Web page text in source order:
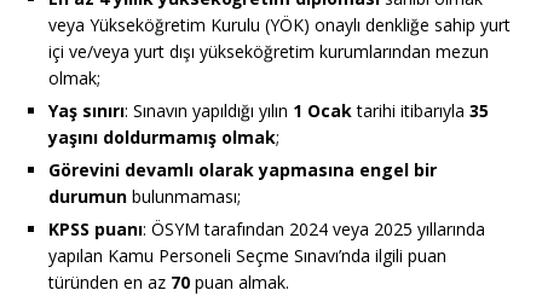
veya Yükseköğretim Kurulu (YÖK) onaylı denkliğe sahip yurt
içi ve/veya yurt dışı yükseköğretim kurumlarından mezun
olmak;
Yaş sınırı: Sınavın yapıldığı yılın 1 Ocaktarihi itibarıyla 35
yaşını doldurmamış olmak;
Görevini devamlı olarak yapmasına engel bir
durumun bulunmaması;
KPSS puanı: ÖSYM tarafından 2024 veya 2025 yıllarında
yapılan Kamu Personeli Seçme Sınavı’nda ilgili puan
türünden en az 70 puan almak.